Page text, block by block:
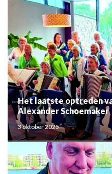
Het laatste optreden
Alexander Schoemaker
3 oktober 2025